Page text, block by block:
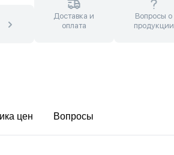
Доставка и
оплата
Вопросы о
продукции
цен Вопросы